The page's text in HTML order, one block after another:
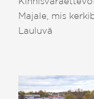
Majale, mis
Lauluvä